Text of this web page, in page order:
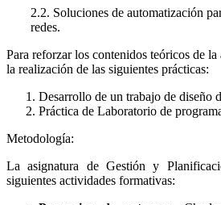
2.2. Soluciones de automatización
redes.
Para reforzar los contenidos teóricos de
la realización de las siguientes prácticas:
Desarrollo de un trabajo de diseño
Práctica de Laboratorio de
Metodología:
La asignatura de Gestión y
siguientes actividades formativas: